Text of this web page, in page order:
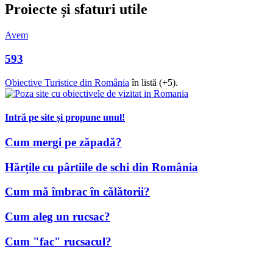
Proiecte și sfaturi utile
Avem
593
Obiective Turistice din România în listă (+5).
Intră pe site și propune unul!
Cum mergi pe zăpadă?
Hărțile cu pârtiile de schi din România
Cum mă îmbrac în călătorii?
Cum aleg un rucsac?
Cum "fac" rucsacul?